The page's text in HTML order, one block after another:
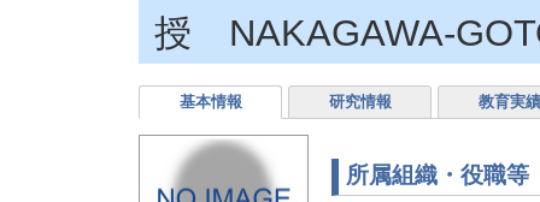
授 NAKAGAWA-
基本情報 研究情報 教育実績
所属組織・役職等